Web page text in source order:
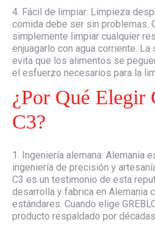
4. Fácil de limpiar: Limpieza
comida debe ser sin problemas.
simplemente limpiar cualquier
enjuagarlo con agua corriente.
evita que los alimentos se
el esfuerzo necesarios para la
¿Por Qué
C3?
1. Ingeniería alemana: Alemania
ingeniería de precisión y
C3 es un testimonio de esta
desarrolla y fabrica en Alemania
estándares. Cuando elige
producto respaldado por